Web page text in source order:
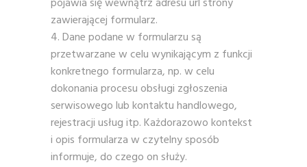
zawierającej formularz.
Dane podane w formularzu są
przetwarzane w celu wynikającym z funkcji
konkretnego formularza, np. w celu
dokonania procesu obsługi zgłoszenia
serwisowego lub kontaktu handlowego,
rejestracji usług itp. Każdorazowo kontekst
i opis formularza w czytelny sposób
informuje, do czego on służy.